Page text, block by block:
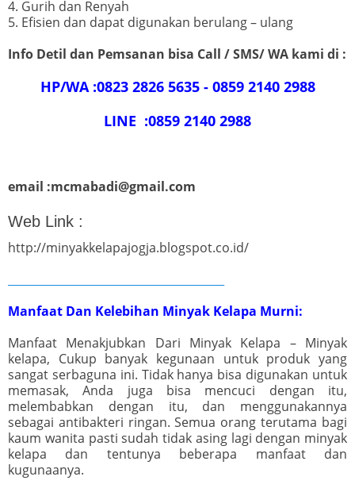
4. Gurih dan Renyah
5. Efisien dan dapat digunakan berulang – ulang
Info Detil dan Pemsanan bisa Call / SMS/ WA kami di :
HP/WA :0823 2826 5635 - 0859 2140 2988
LINE :0859 2140 2988
email :mcmabadi@gmail.com
Web Link :
http://minyakkelapajogja.blogspot.co.id/
Manfaat Dan Kelebihan Minyak Kelapa Murni:
Manfaat Menakjubkan Dari Minyak Kelapa – Minyak
kelapa, Cukup banyak kegunaan untuk produk yang
sangat serbaguna ini. Tidak hanya bisa digunakan untuk
memasak, Anda juga bisa mencuci dengan itu,
melembabkan dengan itu, dan menggunakannya
sebagai antibakteri ringan. Semua orang terutama bagi
kaum wanita pasti sudah tidak asing lagi dengan minyak
kelapa dan tentunya beberapa manfaat dan
kugunaanya.